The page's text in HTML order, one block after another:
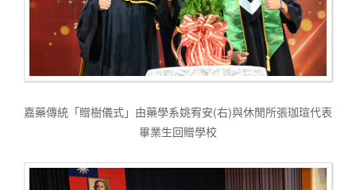
嘉藥傳統「贈樹儀式」由藥學系姚宥安(右)與休閒所張珈瑄代表
畢業生回贈學校